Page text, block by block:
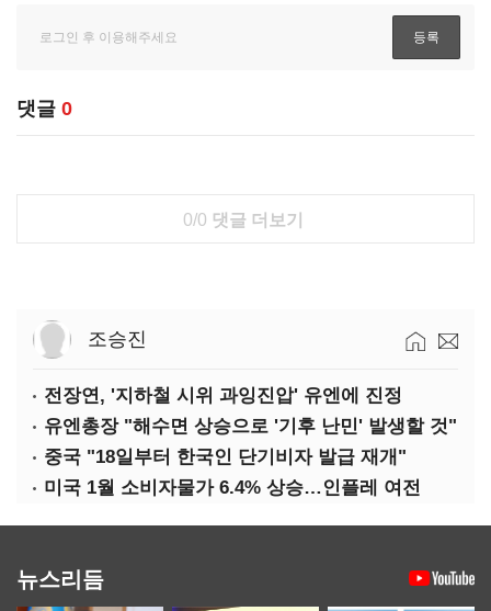
댓글 0
0/0 댓글 더보기
조승진
전장연, '지하철 시위 과잉진압' 유엔에 진정
유엔총장 "해수면 상승으로 '기후 난민' 발생할 것"
중국 "18일부터 한국인 단기비자 발급 재개"
미국 1월 소비자물가 6.4% 상승…인플레 여전
뉴스리듬